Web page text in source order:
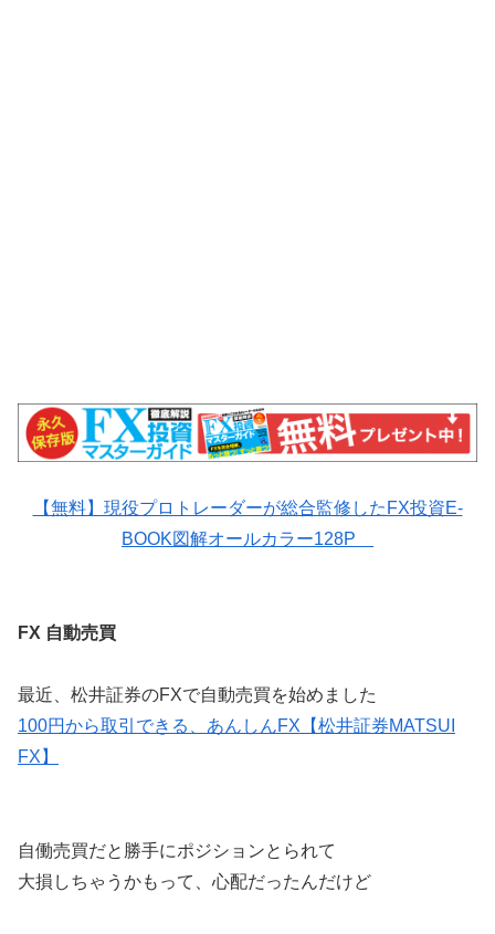
【無料】現役プロトレーダーが総合監修したFX投資E-
BOOK図解オールカラー128P
FX 自動売買
最近、松井証券のFXで自動売買を始めました
100円から取引できる、あんしんFX【松井証券MATSUI
FX】
自働売買だと勝手にポジションとられて
大損しちゃうかもって、心配だったんだけど